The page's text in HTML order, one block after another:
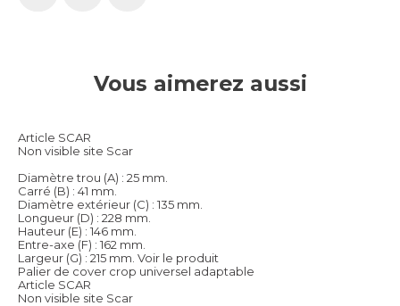
Vous aimerez aussi
Article SCAR
Non visible site Scar
Diamètre trou (A) : 25 mm.
Carré (B) : 41 mm.
Diamètre extérieur (C) : 135 mm.
Longueur (D) : 228 mm.
Hauteur (E) : 146 mm.
Entre-axe (F) : 162 mm.
Largeur (G) : 215 mm. Voir le produit
Palier de cover crop universel adaptable
Article SCAR
Non visible site Scar